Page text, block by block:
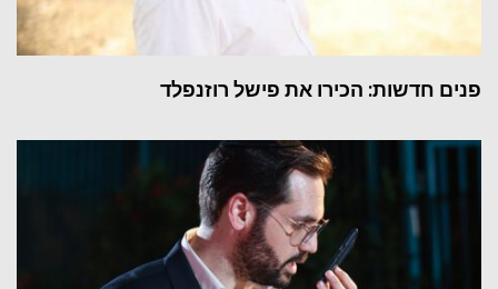
פנים חדשות: הכירו את פישל רוזנפלד